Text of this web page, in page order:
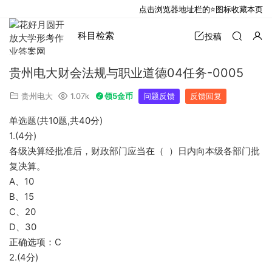
科目检索 投稿
贵州电大财会法规与职业道德04任务-0005
贵州电大 1.07k 领5金币 问题反馈 反馈回复
单选题(共10题,共40分)
1.(4分)
各级决算经批准后，财政部门应当在（ ）日内向本级各部门批
复决算。
A、10
B、15
C、20
D、30
正确选项：C
2.(4分)
点击浏览器地址栏的⭐图标收藏本页